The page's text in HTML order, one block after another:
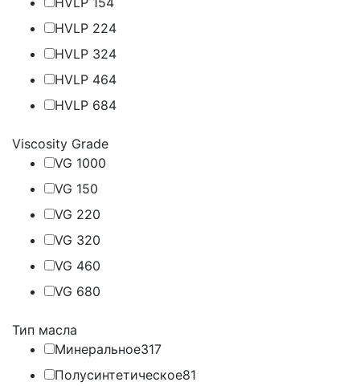
HVLP 224
HVLP 324
HVLP 464
HVLP 684
Viscosity Grade
VG 1000
VG 150
VG 220
VG 320
VG 460
VG 680
Тип масла
Минеральное317
Полусинтетическое81